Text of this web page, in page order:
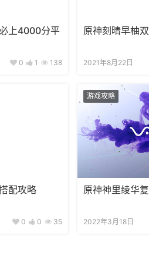
上4000分平
0 1 138
原神刻晴早柚
2021年8月22日
配攻略
0 0 35
游戏攻略
原神神里绫华
2022年3月18日